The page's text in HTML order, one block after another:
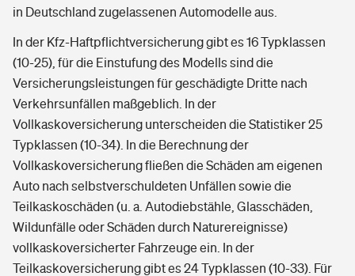
in Deutschland zugelassenen Automodelle aus.
In der Kfz-Haftpflichtversicherung gibt es 16 Typklassen
(10-25), für die Einstufung des Modells sind die
Versicherungsleistungen für geschädigte Dritte nach
Verkehrsunfällen maßgeblich. In der
Vollkaskoversicherung unterscheiden die Statistiker 25
Typklassen (10-34). In die Berechnung der
Vollkaskoversicherung fließen die Schäden am eigenen
Auto nach selbstverschuldeten Unfällen sowie die
Teilkaskoschäden (u. a. Autodiebstähle, Glasschäden,
Wildunfälle oder Schäden durch Naturereignisse)
vollkaskoversicherter Fahrzeuge ein. In der
Teilkaskoversicherung gibt es 24 Typklassen (10-33). Für